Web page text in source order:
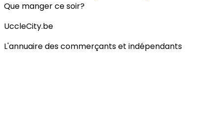
Que manger ce soir?
UccleCity.be
L'annuaire des commerçants et indépendants